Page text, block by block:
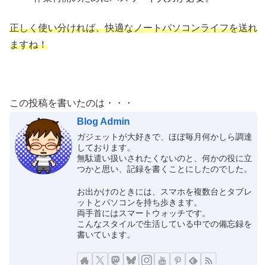
正しく使い分ければ、快適なノートパソコンライフを送れ
ますね！
この投稿を書いたのは・・・
Blog Admin
ガジェットが大好きで、ほぼ毎月何かしら調達
しております。
無駄遣い扱いされたくないのと、何かの役に立
つかと思い、記録を書くことにしたのでした。
お出かけのときには、スマホを複数台とタブレ
ットとパソコンを持ち歩きます。
両手首にはスマートウォッチです。
こんなスタイルで生活している中での備忘録を
書いています。